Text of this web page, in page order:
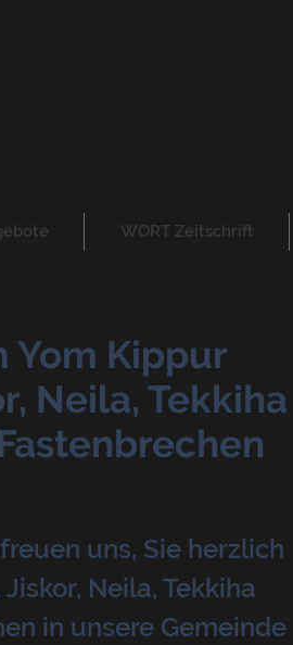
WORT Zeitschrift
Yom Kippur
Neila, Tekkiha
uns, Sie herzlich
Neila, Tekkiha
in unsere Gemeinde